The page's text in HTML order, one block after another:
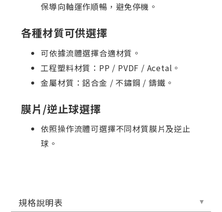
保導向軸運作順暢，避免停機。
各種材質可供選擇
可依據流體選擇合適材質。
工程塑料材質：PP / PVDF / Acetal。
金屬材質：鋁合金 / 不鏽鋼 / 鑄鐵。
膜片/逆止球選擇
依照操作流體可選擇不同材質膜片及逆止
球。
規格說明表